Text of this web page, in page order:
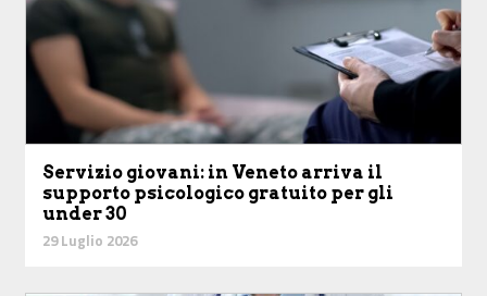
Servizio giovani: in Veneto arriva il
supporto psicologico gratuito per gli
under 30
29 Luglio 2026